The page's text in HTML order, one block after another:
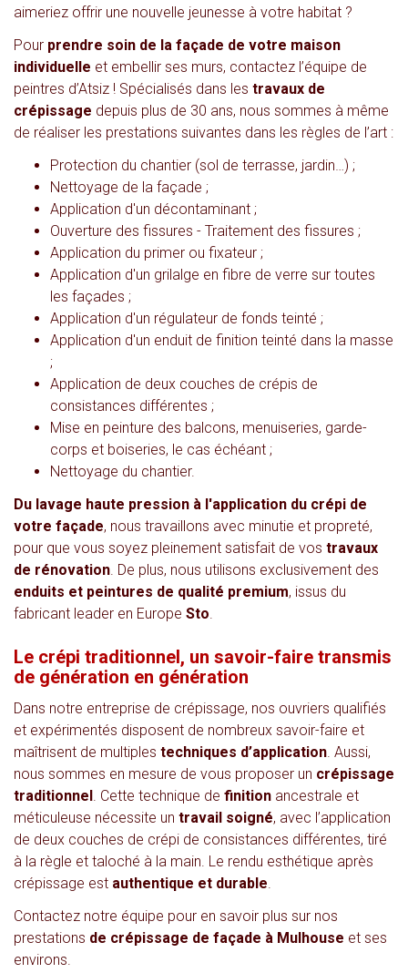
aimeriez offrir une nouvelle jeunesse à votre habitat ?
Pour prendre soin de la façade de votre maison
individuelle et embellir ses murs, contactez l’équipe de
peintres d’Atsiz ! Spécialisés dans les travaux de
crépissage depuis plus de 30 ans, nous sommes à même
de réaliser les prestations suivantes dans les règles de l’art :
Protection du chantier (sol de terrasse, jardin…) ;
Nettoyage de la façade ;
Application d'un décontaminant ;
Ouverture des fissures - Traitement des fissures ;
Application du primer ou fixateur ;
Application d'un grilalge en fibre de verre sur toutes
les façades ;
Application d'un régulateur de fonds teinté ;
Application d'un enduit de finition teinté dans la masse
;
Application de deux couches de crépis de
consistances différentes ;
Mise en peinture des balcons, menuiseries, garde-
corps et boiseries, le cas échéant ;
Nettoyage du chantier.
Du lavage haute pression à l'application du crépi de
votre façade, nous travaillons avec minutie et propreté,
pour que vous soyez pleinement satisfait de vos travaux
de rénovation . De plus, nous utilisons exclusivement des
enduits et peintures de qualité premium, issus du
fabricant leader en Europe Sto
Le crépi traditionnel, un savoir-faire transmis
de génération en génération
Dans notre entreprise de crépissage, nos ouvriers qualifiés
et expérimentés disposent de nombreux savoir-faire et
maîtrisent de multiples techniques d’application . Aussi,
nous sommes en mesure de vous proposer un crépissage
traditionnel . Cette technique de finition ancestrale et
méticuleuse nécessite un travail soigné, avec l’application
de deux couches de crépi de consistances différentes, tiré
à la règle et taloché à la main. Le rendu esthétique après
crépissage est authentique et durable
Contactez notre équipe pour en savoir plus sur nos
prestations de crépissage de façade à Mulhouse et ses
environs.